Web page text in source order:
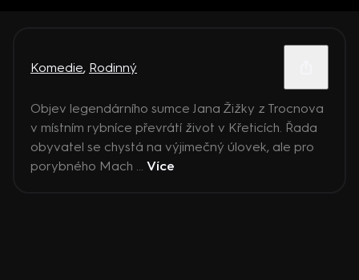
Komedie, Rodinný
Objev legendárního sumce Jana Žižky z Trocnova
v místním rybníce převrátí život v Křeticích. Řada
obyvatel se chystá na výjimečný úlovek, ale pro
porybného Mach ... Více